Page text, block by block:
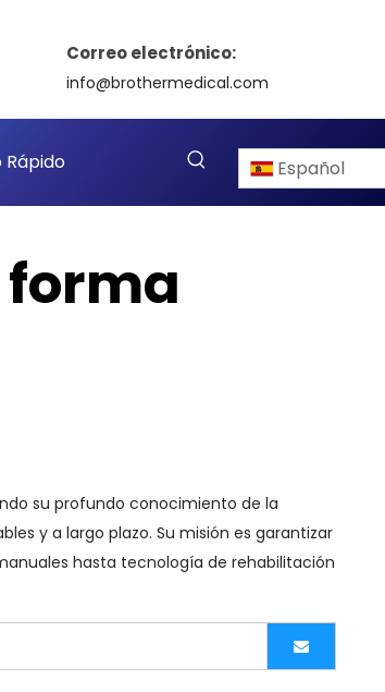
Correo electrónico:
info@brothermedical.com
Español
su profundo conocimiento de la
y a largo plazo. Su misión es garantizar
hasta tecnología de rehabilitación